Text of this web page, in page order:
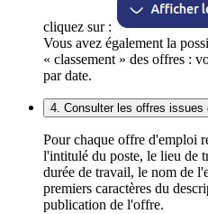
cliquez sur :
Vous avez également la
« classement » des offres :
par date.
4. Consulter les offres issues
Pour chaque offre d'emploi
l'intitulé du poste, le lieu de
durée de travail, le nom de
premiers caractères du
publication de l'offre.